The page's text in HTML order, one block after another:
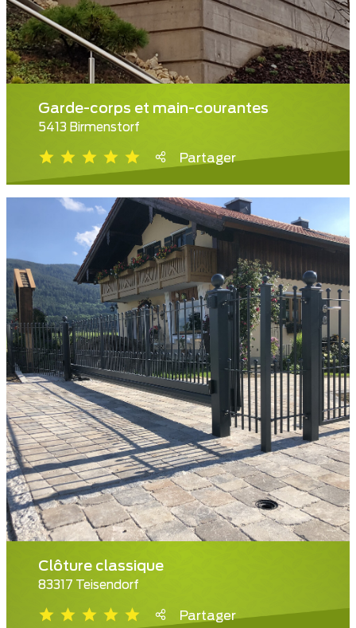
Garde-corps et main-courantes
5413 Birmenstorf
Partager
Clôture classique
83317 Teisendorf
Partager